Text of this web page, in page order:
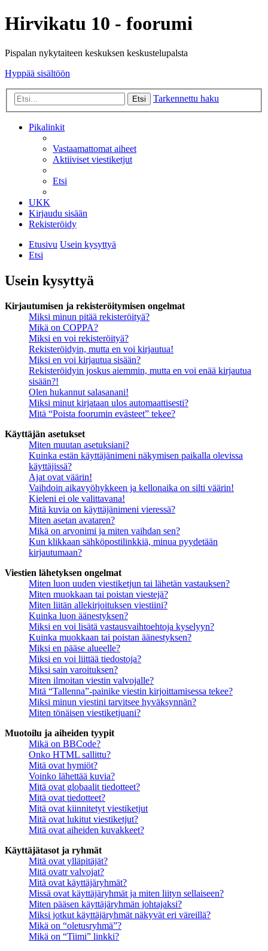
Hirvikatu 10 - foorumi
Pispalan nykytaiteen keskuksen keskustelupalsta
Hyppää sisältöön
Etsi Tarkennettu haku
Pikalinkit
Vastaamattomat aiheet
Aktiiviset viestiketjut
Etsi
UKK
Kirjaudu sisään
Rekisteröidy
Etusivu Usein kysyttyä
Etsi
Usein kysyttyä
Kirjautumisen ja rekisteröitymisen ongelmat
Miksi minun pitää rekisteröityä?
Mikä on COPPA?
Miksi en voi rekisteröityä?
Rekisteröidyin, mutta en voi kirjautua!
Miksi en voi kirjautua sisään?
Rekisteröidyin joskus aiemmin, mutta en voi enää kirjautua
sisään?!
Olen hukannut salasanani!
Miksi minut kirjataan ulos automaattisesti?
Mitä “Poista foorumin evästeet” tekee?
Käyttäjän asetukset
Miten muutan asetuksiani?
Kuinka estän käyttäjänimeni näkymisen paikalla olevissa
käyttäjissä?
Ajat ovat väärin!
Vaihdoin aikavyöhykkeen ja kellonaika on silti väärin!
Kieleni ei ole valittavana!
Mitä kuvia on käyttäjänimeni vieressä?
Miten asetan avataren?
Mikä on arvonimi ja miten vaihdan sen?
Kun klikkaan sähköpostilinkkiä, minua pyydetään
kirjautumaan?
Viestien lähetyksen ongelmat
Miten luon uuden viestiketjun tai lähetän vastauksen?
Miten muokkaan tai poistan viestejä?
Miten liitän allekirjoituksen viestiini?
Kuinka luon äänestyksen?
Miksi en voi lisätä vastausvaihtoehtoja kyselyyn?
Kuinka muokkaan tai poistan äänestyksen?
Miksi en pääse alueelle?
Miksi en voi liittää tiedostoja?
Miksi sain varoituksen?
Miten ilmoitan viestin valvojalle?
Mitä “Tallenna”-painike viestin kirjoittamisessa tekee?
Miksi minun viestini tarvitsee hyväksynnän?
Miten tönäisen viestiketjuani?
Muotoilu ja aiheiden tyypit
Mikä on BBCode?
Onko HTML sallittu?
Mitä ovat hymiöt?
Voinko lähettää kuvia?
Mitä ovat globaalit tiedotteet?
Mitä ovat tiedotteet?
Mitä ovat kiinnitetyt viestiketjut
Mitä ovat lukitut viestiketjut?
Mitä ovat aiheiden kuvakkeet?
Käyttäjätasot ja ryhmät
Mitä ovat ylläpitäjät?
Mitä ovatr valvojat?
Mitä ovat käyttäjäryhmät?
Missä ovat käyttäjäryhmät ja miten liityn sellaiseen?
Miten pääsen käyttäjäryhmän johtajaksi?
Miksi jotkut käyttäjäryhmät näkyvät eri väreillä?
Mikä on “oletusryhmä”?
Mikä on “Tiimi” linkki?